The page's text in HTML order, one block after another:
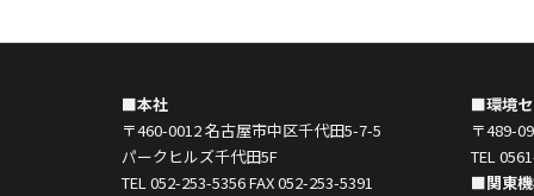
■本社
〒460-0012 名古屋市中区千代田5-7-5
パークヒルズ千代田5F
TEL 052-253-5356 FAX 052-253-5391
■環境
〒489-
TEL
■関東